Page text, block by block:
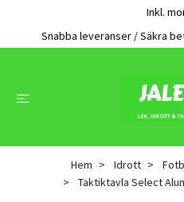
Inkl.
Snabba leveranser / Säkra
Hem Idrott
Taktiktavla Select